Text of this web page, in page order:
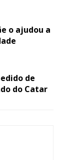
o ajudou a
de
do Catar